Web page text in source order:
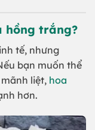
hồng trắng?
tế, nhưng
bạn muốn thể
liệt, hoa
hơn.